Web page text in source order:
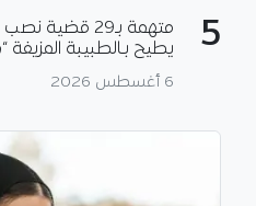
5
متهمة بـ29
يطيح بـالطبيبة المزيفة
6 أغسطس 2026